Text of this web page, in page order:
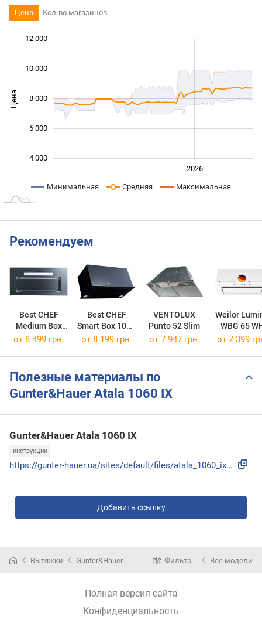
Цена Кол-во магазинов
Цена 10 000
4 000
6 000
8 000
12 000
10 000
2026
Минимальная Средняя Максимальная
Рекомендуем
Best CHEF
Medium Box
Touch 1000 IX
Best CHEF
Smart Box 1000
BL 55
VENTOLUX
Punto 52 Slim
Weilor
WBG 65
от 8 499 грн. от 8 199 грн. от 7 947 грн. от 7 399
Полезные материалы по
Gunter&Hauer Atala 1060 IX
Gunter&Hauer Atala 1060 IX
инструкции
https://gunter-hauer.ua/sites/default/files/atala_1060_ix_1...
Добавить ссылку
Вытяжки Gunter&Hauer Фильтр Все модели
Полная версия сайта
Конфиденциальность